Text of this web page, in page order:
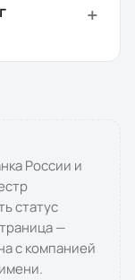
России и
статус
—
с компанией